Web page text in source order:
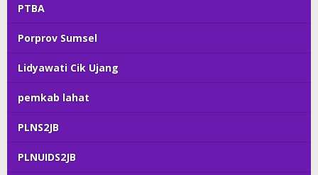
PTBA
Porprov Sumsel
Lidyawati Cik Ujang
pemkab lahat
PLNS2JB
PLNUIDS2JB